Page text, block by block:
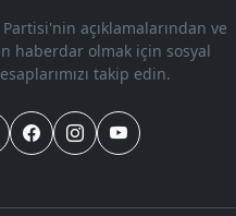
açıklamalarından ve
haberdar olmak için sosyal
takip edin.